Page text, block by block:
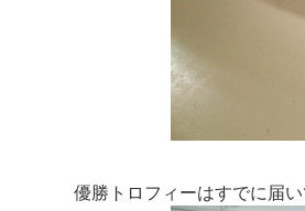
優勝トロフィーはすでに届い